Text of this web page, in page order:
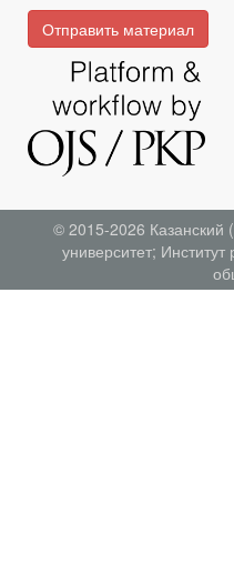
Отправить материал
© 2015-2026
университет;